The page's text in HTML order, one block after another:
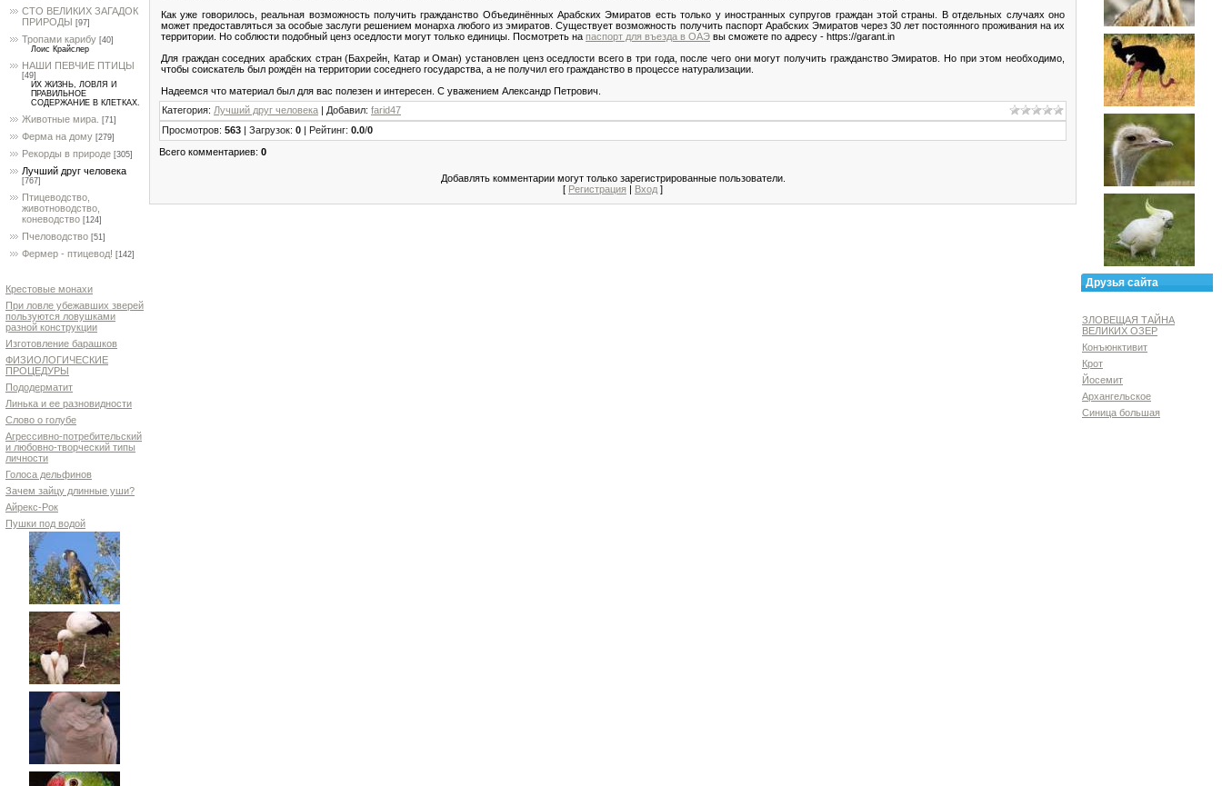
СТО ВЕЛИКИХ ЗАГАДОК
ПРИРОДЫ [97]
Тропами карибу [40]
Лоис Крайслер
НАШИ ПЕВЧИЕ ПТИЦЫ
[49]
ИХ ЖИЗНЬ, ЛОВЛЯ И
ПРАВИЛЬНОЕ
СОДЕРЖАНИЕ В КЛЕТКАХ.
Животные мира. [71]
Ферма на дому [279]
Рекорды в природе [305]
Лучший друг человека
[767]
Птицеводство,
животноводство,
коневодство [124]
Пчеловодство [51]
Фермер - птицевод! [142]
Крестовые монахи
При ловле убежавших зверей
пользуются ловушками
разной конструкции
Изготовление барашков
ФИЗИОЛОГИЧЕСКИЕ
ПРОЦЕДУРЫ
Пододерматит
Линька и ее разновидности
Слово о голубе
Агрессивно-потребительский
и любовно-творческий типы
личности
Голоса дельфинов
Зачем зайцу длинные уши?
Айрекс-Рок
Пушки под водой
Как уже говорилось, реальная возможность получить гражданство Объединённых Арабских Эмиратов есть только у иностранных супругов граждан этой страны. В отдельных случаях оно
может предоставляться за особые заслуги решением монарха любого из эмиратов. Существует возможность получить паспорт Арабских Эмиратов через 30 лет постоянного проживания на их
территории. Но соблюсти подобный ценз оседлости могут только единицы. Посмотреть на паспорт для въезда в ОАЭ вы сможете по адресу - https://garant.in
Для граждан соседних арабских стран (Бахрейн, Катар и Оман) установлен ценз оседлости всего в три года, после чего они могут получить гражданство Эмиратов. Но при этом необходимо,
чтобы соискатель был рождён на территории соседнего государства, а не получил его гражданство в процессе натурализации.
Надеемся что материал был для вас полезен и интересен. С уважением Александр Петрович.
Категория: Лучший друг человека | Добавил: farid47
Просмотров: 563 | Загрузок: 0 | Рейтинг: 0.0/0
Всего комментариев: 0
Добавлять комментарии могут только зарегистрированные пользователи.
[ Регистрация | Вход ]
Друзья сайта
ЗЛОВЕЩАЯ ТАЙНА
ВЕЛИКИХ ОЗЕР
Конъюнктивит
Крот
Йосемит
Архангельское
Синица большая